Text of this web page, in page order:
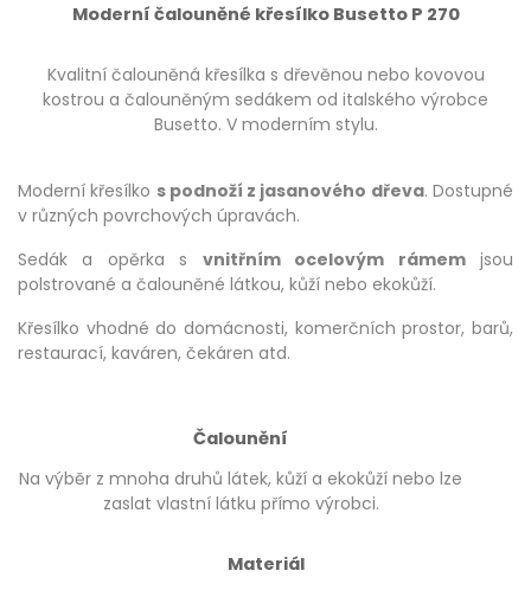
Moderní čalouněné křesílko Busetto P 270
Kvalitní čalouněná křesílka s dřevěnou nebo kovovou
kostrou a čalouněným sedákem od italského výrobce
Busetto. V moderním stylu.
Moderní křesílko s podnoží z jasanového dřeva. Dostupné
v různých povrchových úpravách.
Sedák a opěrka s vnitřním ocelovým rámemjsou
polstrované a čalouněné látkou, kůží nebo ekokůží.
Křesílko vhodné do domácnosti, komerčních prostor, barů,
restaurací, kaváren, čekáren atd.
Čalounění
Na výběr z mnoha druhů látek, kůží a ekokůží nebo lze
zaslat vlastní látku přímo výrobci.
Materiál